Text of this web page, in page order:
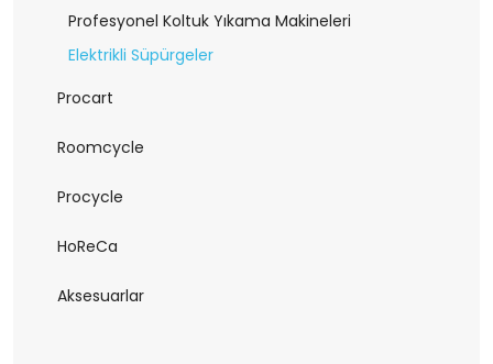
Profesyonel Koltuk Yıkama Makineleri
Elektrikli Süpürgeler
Procart
Roomcycle
Procycle
HoReCa
Aksesuarlar